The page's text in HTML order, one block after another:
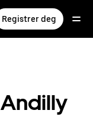
Registrer deg